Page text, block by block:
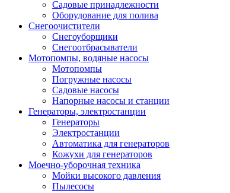
Садовые принадлежности
Оборудование для полива
Снегоочистители
Снегоуборщики
Снегоотбрасыватели
Мотопомпы, водяные насосы
Мотопомпы
Погружные насосы
Садовые насосы
Напорные насосы и станции
Генераторы, электростанции
Генераторы
Электростанции
Автоматика для генераторов
Кожухи для генераторов
Моечно-уборочная техника
Мойки высокого давления
Пылесосы